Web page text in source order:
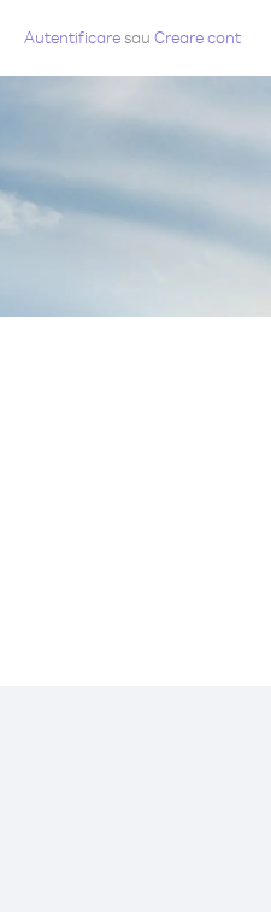
Autentificaresau Creare cont